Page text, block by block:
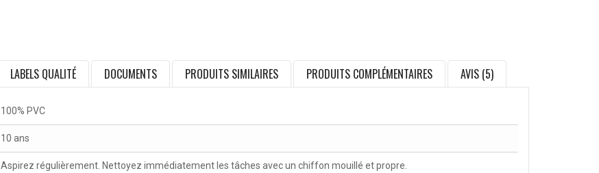
LABELS QUALITÉ DOCUMENTS PRODUITS SIMILAIRES PRODUITS COMPLÉMENTAIRES AVIS (5)
100% PVC
10 ans
Aspirez régulièrement. Nettoyez immédiatement les tâches avec un chiffon mouillé et propre.